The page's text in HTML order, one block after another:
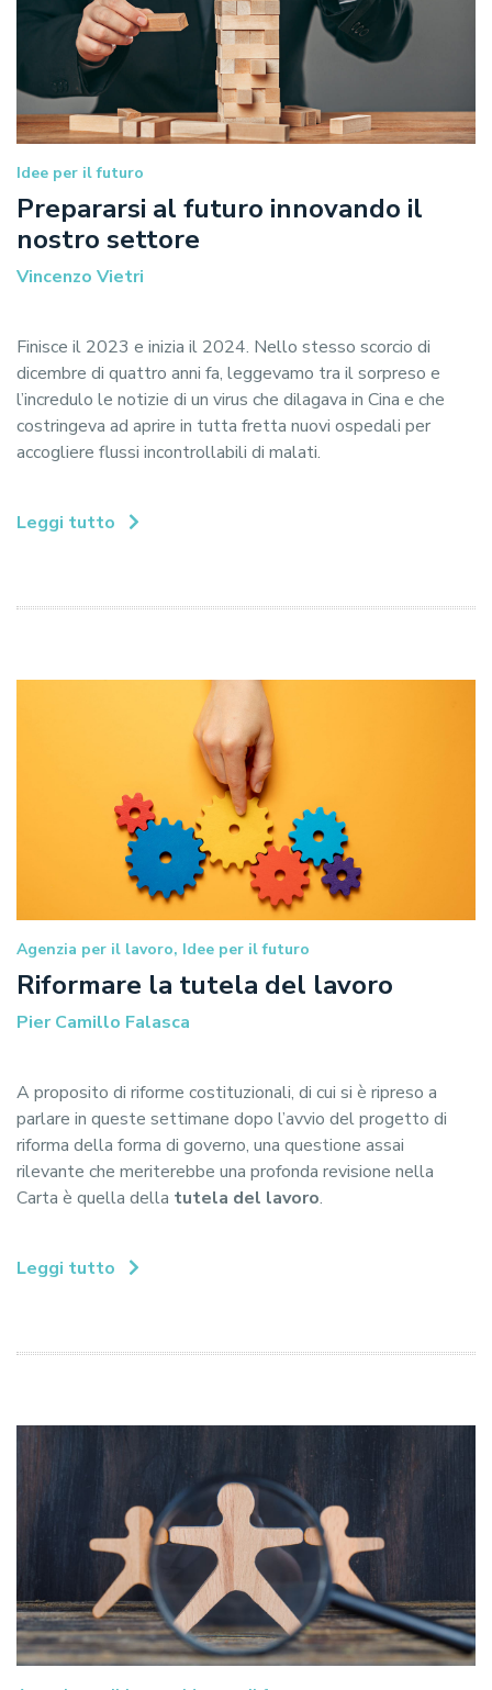
Idee per il futuro
Prepararsi al futuro innovando il
nostro settore
Vincenzo Vietri
Finisce il 2023 e inizia il 2024. Nello stesso scorcio di
dicembre di quattro anni fa, leggevamo tra il sorpreso e
l’incredulo le notizie di un virus che dilagava in Cina e che
costringeva ad aprire in tutta fretta nuovi ospedali per
accogliere flussi incontrollabili di malati.
Leggi tutto
Agenzia per il lavoro, Idee per il futuro
Riformare la tutela del lavoro
Pier Camillo Falasca
A proposito di riforme costituzionali, di cui si è ripreso a
parlare in queste settimane dopo l’avvio del progetto di
riforma della forma di governo, una questione assai
rilevante che meriterebbe una profonda revisione nella
Carta è quella della tutela del lavoro.
Leggi tutto